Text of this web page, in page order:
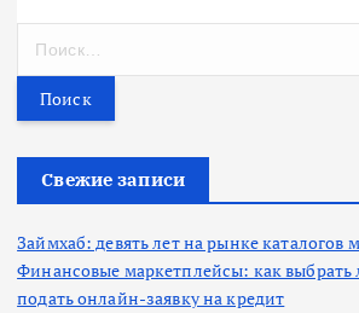
т
Свежие записи
Займхаб: девять лет на рынке каталогов
Финансовые маркетплейсы: как
подать онлайн-заявку на кредит